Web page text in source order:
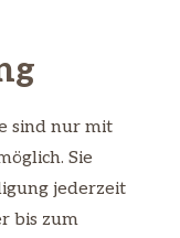
sind nur mit
Sie
jederzeit
bis zum